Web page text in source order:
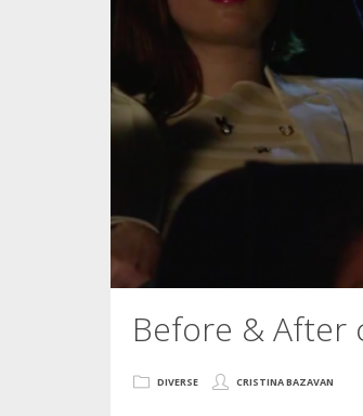
Before & After
DIVERSE CRISTINA BAZAVAN